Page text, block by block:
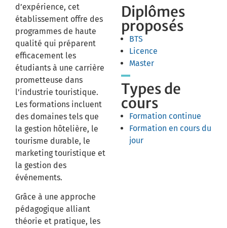
d’expérience, cet
établissement offre des
programmes de haute
qualité qui préparent
efficacement les
étudiants à une carrière
prometteuse dans
l’industrie touristique.
Les formations incluent
des domaines tels que
la gestion hôtelière, le
tourisme durable, le
marketing touristique et
la gestion des
événements.
Grâce à une approche
pédagogique alliant
théorie et pratique, les
Diplômes
proposés
BTS
Licence
Master
Types de
cours
Formation continue
Formation en cours du
jour